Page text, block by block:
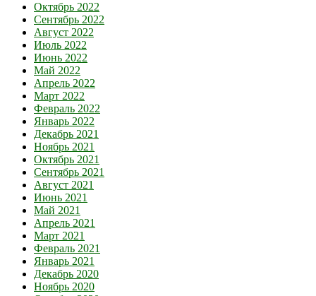
Октябрь 2022
Сентябрь 2022
Август 2022
Июль 2022
Июнь 2022
Май 2022
Апрель 2022
Март 2022
Февраль 2022
Январь 2022
Декабрь 2021
Ноябрь 2021
Октябрь 2021
Сентябрь 2021
Август 2021
Июнь 2021
Май 2021
Апрель 2021
Март 2021
Февраль 2021
Январь 2021
Декабрь 2020
Ноябрь 2020